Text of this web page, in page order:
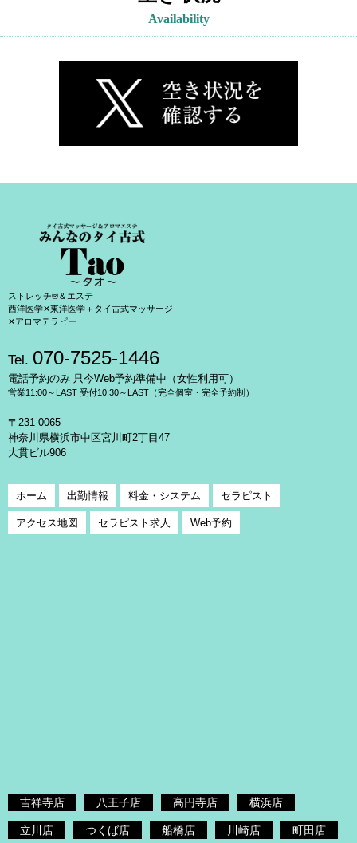
Availability
ストレッチ®＆エステ
西洋医学✕東洋医学＋タイ古式マッサージ
✕アロマテラピー
Tel. 070-7525-1446
電話予約のみ 只今Web予約準備中（女性利用可）
営業11:00～LAST 受付10:30～LAST（完全個室・完全予約制）
〒231-0065
神奈川県横浜市中区宮川町2丁目47
大貫ビル906
ホーム 出勤情報 料金・システム セラピスト
アクセス地図 セラピスト求人 Web予約
吉祥寺店 八王子店 高円寺店 横浜店
立川店 つくば店 船橋店 川崎店 町田店